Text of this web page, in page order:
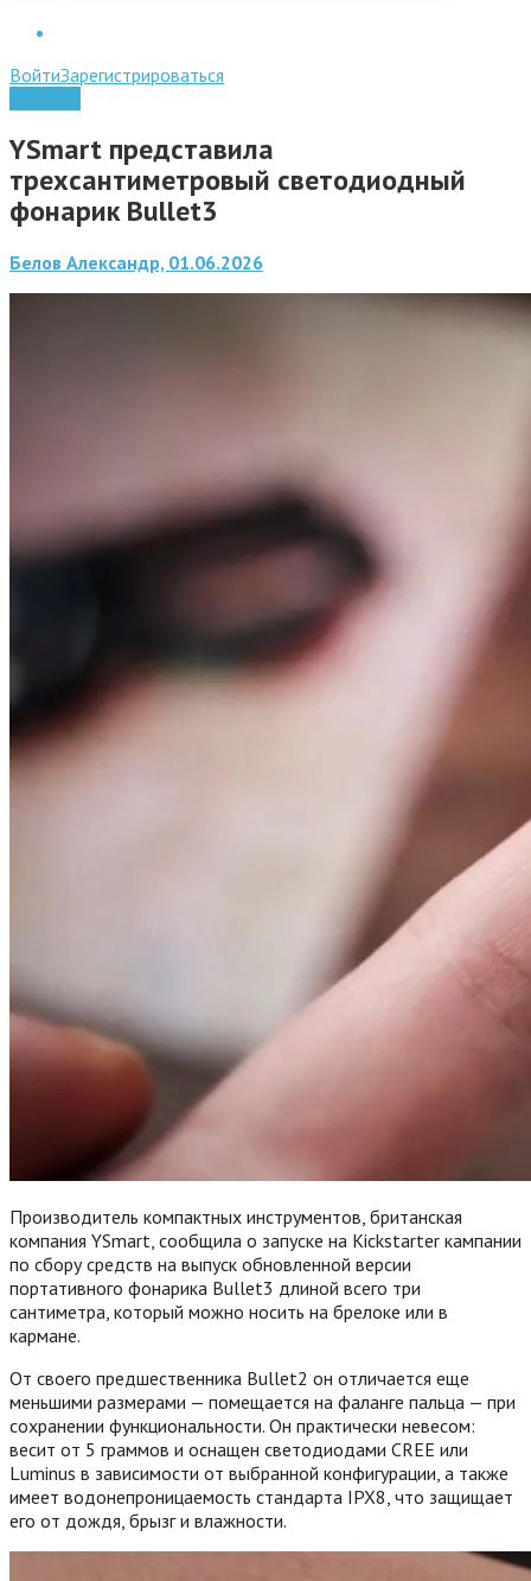
ВойтиЗарегистрироваться
YSmart представила
трехсантиметровый светодиодный
фонарик Bullet3
Белов Александр, 01.06.2026
Производитель компактных инструментов, британская
компания YSmart, сообщила о запуске на Kickstarter кампании
по сбору средств на выпуск обновленной версии
портативного фонарика Bullet3 длиной всего три
сантиметра, который можно носить на брелоке или в
кармане.
От своего предшественника Bullet2 он отличается еще
меньшими размерами — помещается на фаланге пальца — при
сохранении функциональности. Он практически невесом:
весит от 5 граммов и оснащен светодиодами CREE или
Luminus в зависимости от выбранной конфигурации, а также
имеет водонепроницаемость стандарта IPX8, что защищает
его от дождя, брызг и влажности.